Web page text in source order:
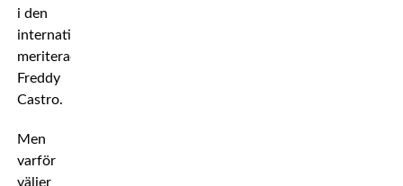
i den
internationellt
meriterade
Freddy
Castro.
Men
varför
väljer